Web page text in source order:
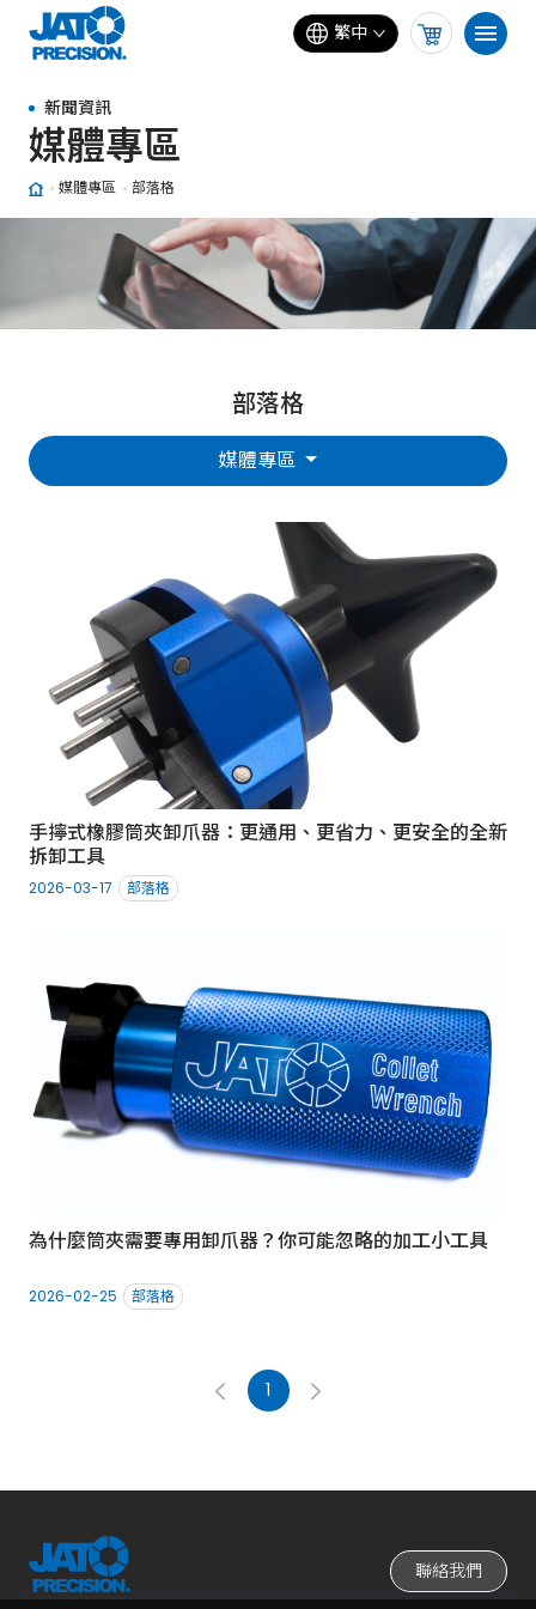
繁中
新聞資訊
媒體專區
媒體專區 部落格
部落格
媒體專區
手擰式橡膠筒夾卸爪器：更通用、更省力、更安全的全新
拆卸工具
2026-03-17 部落格
為什麼筒夾需要專用卸爪器？你可能忽略的加工小工具
2026-02-25 部落格
1
聯絡我們